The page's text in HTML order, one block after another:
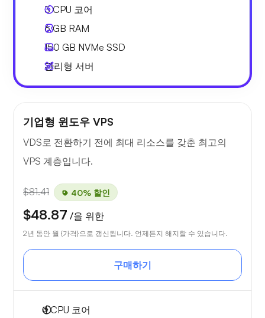
3CPU 코어
6 GB RAM
150 GB NVMe SSD
관리형 서버
기업형 윈도우 VPS
VDS로 전환하기 전에 최대 리소스를 갖춘 최고의
VPS 계층입니다.
$81.41 40% 할인
$48.87 /을 위한
2년 동안 월 {가격}으로 갱신됩니다. 언제든지 해지할 수 있습니다.
구매하기
4CPU 코어